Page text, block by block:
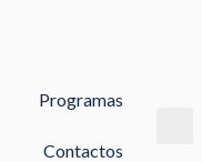
Programas
Contactos